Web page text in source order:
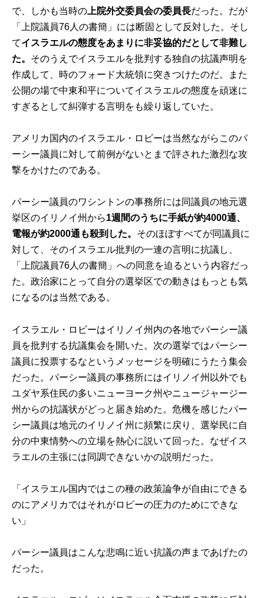
で、しかも当時の 上院外交委員会の委員長だった。だが
「上院議員76人の書簡」には断固として反対した。そし
てイスラエルの態度をあまりに非妥協的だとして非難し
た。 そのうえでイスラエルを批判する独自の抗議声明を
作成して、時のフォード大統領に突きつけたのだ。また
公開の場で中東和平についてイスラエルの態度を頑迷に
すぎるとして糾弾する言明をも繰り返していた。
アメリカ国内のイスラエル・ロビーは当然ながらこのパ
ーシー議員に対して前例がないとまで評された激烈な攻
撃をかけたのである。
パーシー議員のワシントンの事務所には同議員の地元選
挙区のイリノイ州から1週間のうちに手紙が約4000通、
電報が約2000通も殺到した。 そのほぼすべてが同議員に
対して、そのイスラエル批判の一連の言明に抗議し、
「上院議員76人の書簡」への同意を迫るという内容だっ
た。政治家にとって自分の選挙区での動きはもっとも気
になるのは当然である。
イスラエル・ロビーはイリノイ州内の各地でパーシー議
員を批判する抗議集会を開いた。次の選挙ではパーシー
議員に投票するなというメッセージを明確にうたう集会
だった。パーシー議員の事務所にはイリノイ州以外でも
ユダヤ系住民の多いニューヨーク州やニュージャージー
州からの抗議状がどっと届き始めた。危機を感じたパー
シー議員は地元のイリノイ州に頻繁に戻り、選挙民に自
分の中東情勢への立場を熱心に説いて回った。なぜイス
ラエルの主張には同調できないかの説明だった。
「イスラエル国内ではこの種の政策論争が自由にできる
のにアメリカではそれがロビーの圧力のためにできな
い」
パーシー議員はこんな悲鳴に近い抗議の声まであげたの
だった。